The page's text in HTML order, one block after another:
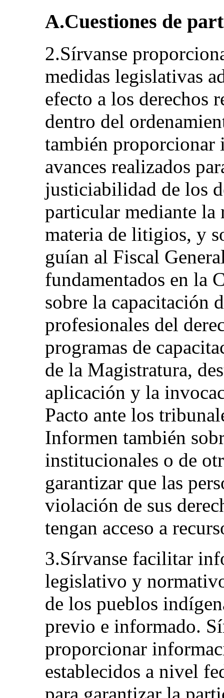
A.Cuestiones de
2.Sírvanse
medidas legislativas
efecto a los derechos
dentro del
también proporcionar
avances realizados
justiciabilidad de los
particular mediante la
materia de litigios, y
guían al Fiscal
fundamentados en la
sobre la capacitación
profesionales del
programas de
de la Magistratura,
aplicación y la
Pacto ante los
Informen también
institucionales o de
garantizar que las
violación de sus
tengan acceso a
3.Sírvanse facilitar
legislativo y
de los pueblos
previo e informado.
proporcionar
establecidos a nivel